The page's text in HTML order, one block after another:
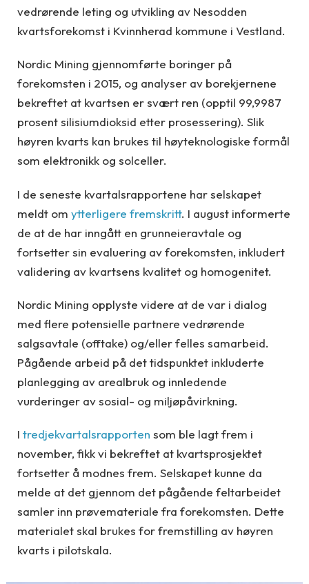
vedrørende leting og utvikling av Nesodden
kvartsforekomst i Kvinnherad kommune i Vestland.
Nordic Mining gjennomførte boringer på
forekomsten i 2015, og analyser av borekjernene
bekreftet at kvartsen er svært ren (opptil 99,9987
prosent silisiumdioksid etter prosessering). Slik
høyren kvarts kan brukes til høyteknologiske formål
som elektronikk og solceller.
I de seneste kvartalsrapportene har selskapet
meldt om ytterligere fremskritt. I august informerte
de at de har inngått en grunneieravtale og
fortsetter sin evaluering av forekomsten, inkludert
validering av kvartsens kvalitet og homogenitet.
Nordic Mining opplyste videre at de var i dialog
med flere potensielle partnere vedrørende
salgsavtale (offtake) og/eller felles samarbeid.
Pågående arbeid på det tidspunktet inkluderte
planlegging av arealbruk og innledende
vurderinger av sosial- og miljøpåvirkning.
I tredjekvartalsrapporten som ble lagt frem i
november, fikk vi bekreftet at kvartsprosjektet
fortsetter å modnes frem. Selskapet kunne da
melde at det gjennom det pågående feltarbeidet
samler inn prøvemateriale fra forekomsten. Dette
materialet skal brukes for fremstilling av høyren
kvarts i pilotskala.